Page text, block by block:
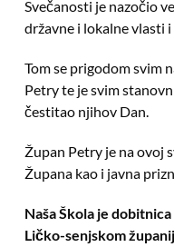
Svečanosti je nazočio
državne i lokalne vlasti
Tom se prigodom svim
Petry te je svim
čestitao njihov Dan.
Župan Petry je na ovoj
Župana kao i javna
Naša Škola je
Ličko-senjskom